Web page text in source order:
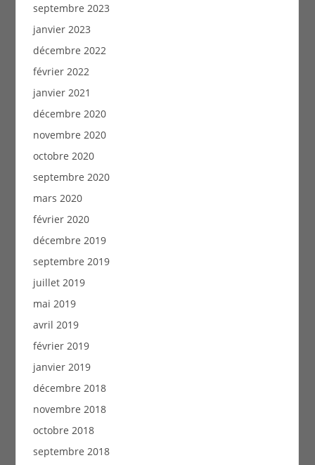
septembre 2023
janvier 2023
décembre 2022
février 2022
janvier 2021
décembre 2020
novembre 2020
octobre 2020
septembre 2020
mars 2020
février 2020
décembre 2019
septembre 2019
juillet 2019
mai 2019
avril 2019
février 2019
janvier 2019
décembre 2018
novembre 2018
octobre 2018
septembre 2018